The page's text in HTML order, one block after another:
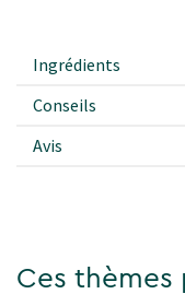
Ingrédients
Conseils
Avis
Ces